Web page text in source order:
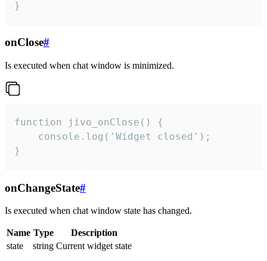
}
onClose#
Is executed when chat window is minimized.
function jivo_onClose() {
    console.log('Widget closed');
}
onChangeState#
Is executed when chat window state has changed.
Name Type
Description
state
string Current widget state